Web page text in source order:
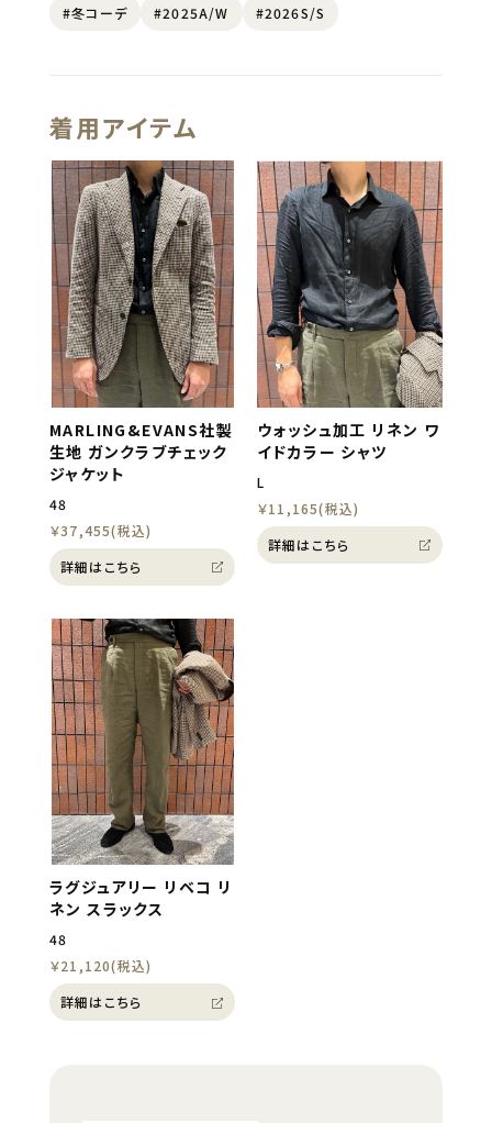
#冬コーデ #2025A/W #2026S/S
着用アイテム
MARLING&EVANS社製
生地 ガンクラブチェック
ジャケット
48
￥37,455(税込)
詳細はこちら
ウォッシュ加工 リネン ワ
イドカラー シャツ
L
￥11,165(税込)
詳細はこちら
ラグジュアリー リベコ リ
ネン スラックス
48
￥21,120(税込)
詳細はこちら